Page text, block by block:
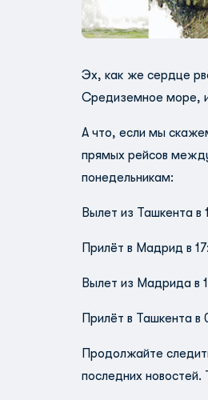
Эх, как же сердце
Средиземное море,
А что, если мы
прямых рейсов
понедельникам:
Вылет из Ташкента
Прилёт в Мадрид в
Вылет из Мадрида в
Прилёт в Ташкента
Продолжайте
последних